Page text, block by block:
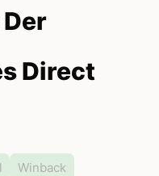
Direct
Winback